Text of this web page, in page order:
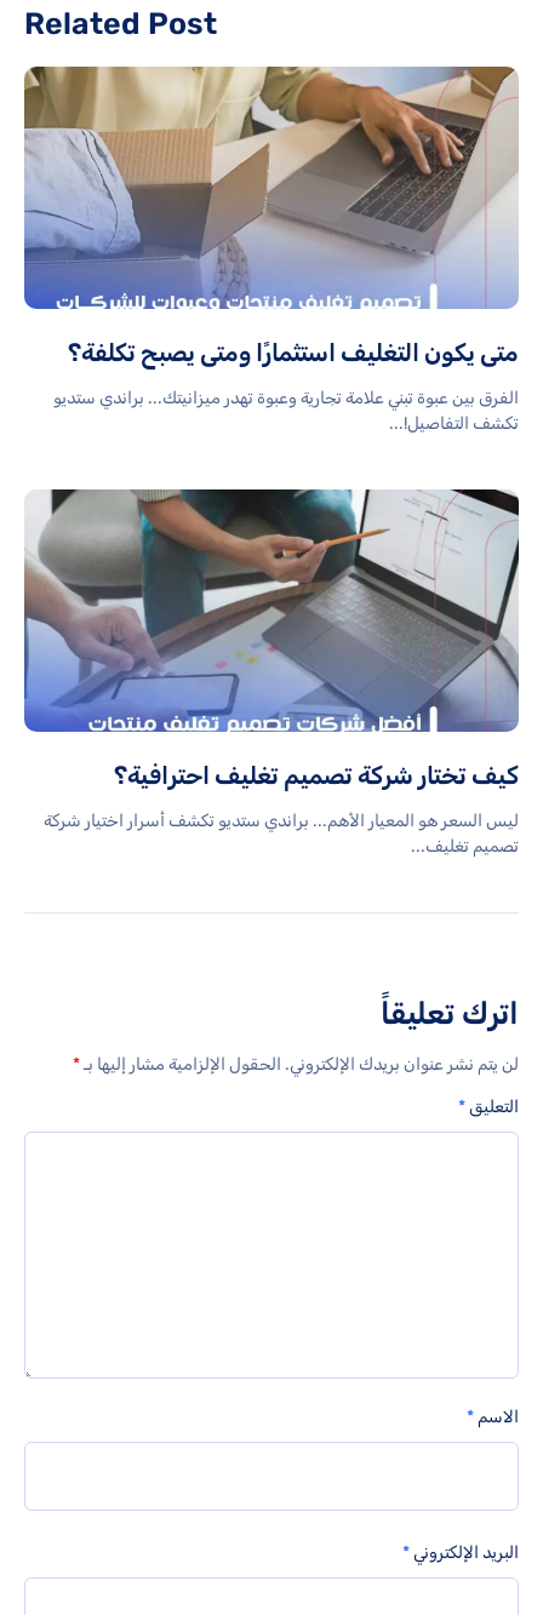
Related Post
متى يكون التغليف استثمارًا ومتى يصبح تكلفة؟
الفرق بين عبوة تبني علامة تجارية وعبوة تهدر ميزانيتك... براندي ستديو
تكشف التفاصيل!...
كيف تختار شركة تصميم تغليف احترافية؟
ليس السعر هو المعيار الأهم... براندي ستديو تكشف أسرار اختيار شركة
تصميم تغليف...
اترك تعليقاً
لن يتم نشر عنوان بريدك الإلكتروني. الحقول الإلزامية مشار إليها بـ*
التعليق*
الاسم *
البريد الإلكتروني*